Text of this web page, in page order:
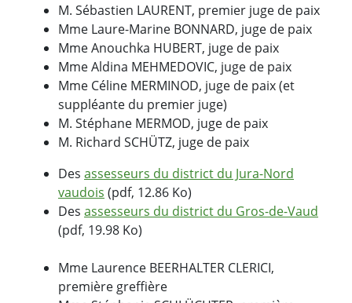
M. Sébastien LAURENT, premier juge de paix
Mme Laure-Marine BONNARD, juge de paix
Mme Anouchka HUBERT, juge de paix
Mme Aldina MEHMEDOVIC, juge de paix
Mme Céline MERMINOD, juge de paix (et
suppléante du premier juge)
M. Stéphane MERMOD, juge de paix
M. Richard SCHÜTZ, juge de paix
Des assesseurs du district du Jura-Nord
vaudois (pdf, 12.86 Ko)
Des assesseurs du district du Gros-de-Vaud
(pdf, 19.98 Ko)
Mme Laurence BEERHALTER CLERICI,
première greffière